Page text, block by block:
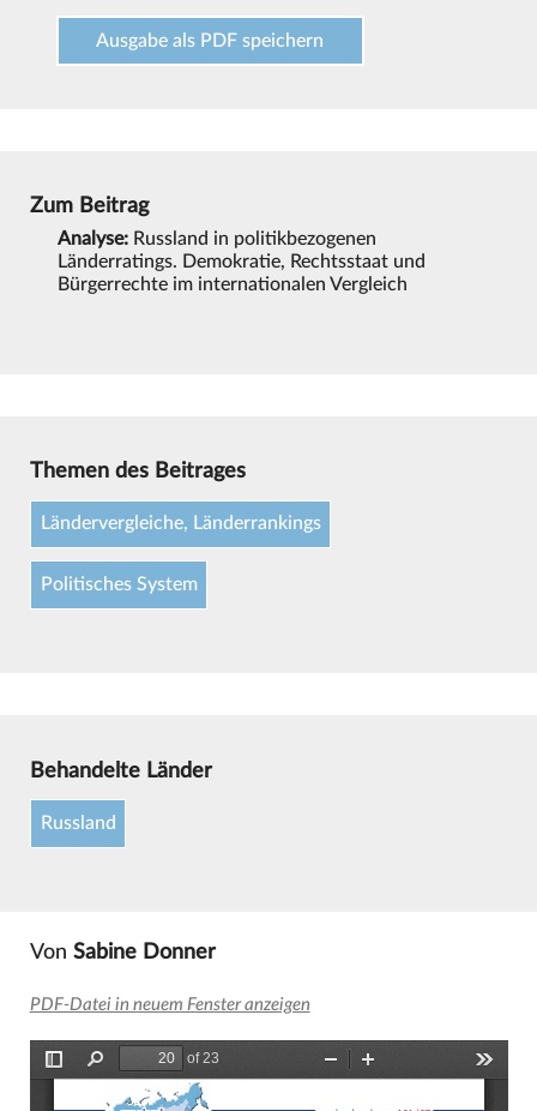
Ausgabe als PDF speichern
Zum Beitrag
Analyse: Russland in politikbezogenen
Länderratings. Demokratie, Rechtsstaat und
Bürgerrechte im internationalen Vergleich
Themen des Beitrages
Ländervergleiche, Länderrankings
Politisches System
Behandelte Länder
Russland
Von Sabine Donner
PDF-Datei in neuem Fenster anzeigen